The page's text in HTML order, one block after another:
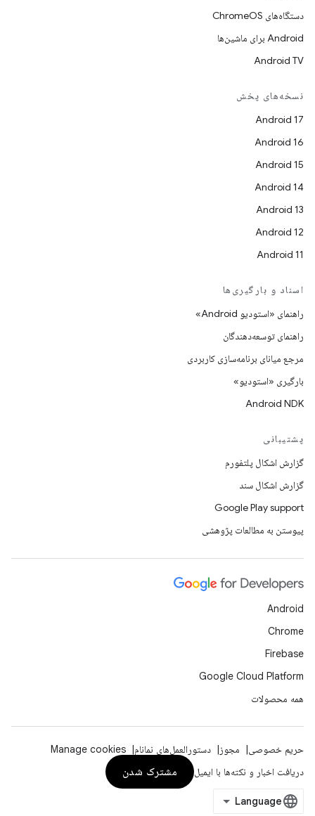
دستگاه‌های ChromeOS
Android برای ماشین‌ها
Android TV
نسخه‌های پخش
Android 17
Android 16
Android 15
Android 14
Android 13
Android 12
Android 11
اسناد و بارگیری‌ها
راهنمای «استودیو Android»
راهنمای توسعه‌دهندگان
مرجع میانای برنامه‌سازی کاربردی
بارگیری «استودیو»
Android NDK
پشتیبانی
گزارش اشکال پلتفورم
گزارش اشکال سند
Google Play support
پیوستن به مطالعات پژوهشی
Android
Chrome
Firebase
Google Cloud Platform
همه محصولات
حریم خصوصی مجوز دستورالعمل‌های نمانام
Manage cookies
دریافت اخبار و نکته‌ها با ایمیل
مشترک شدن